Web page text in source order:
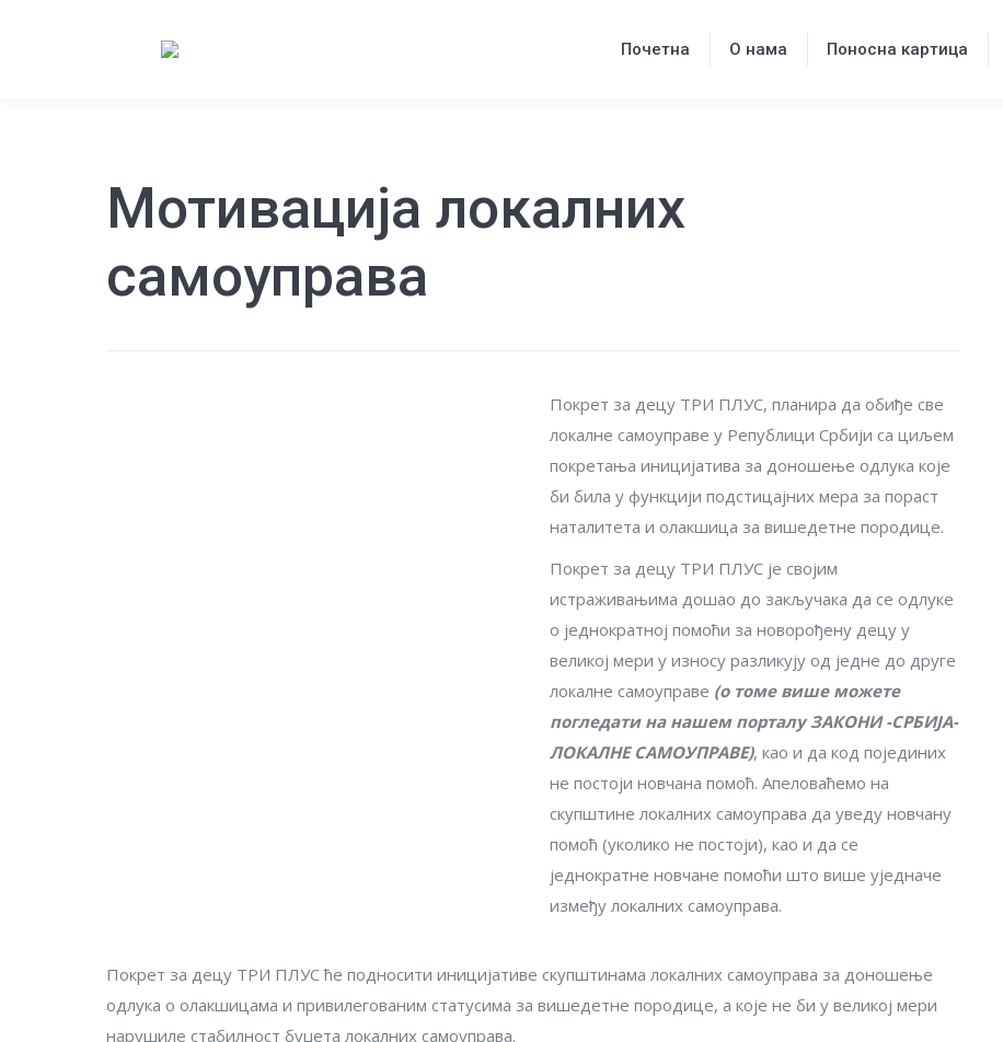
Почетна О нама Поносна картица
Мотивација локалних
самоуправа
Покрет за децу ТРИ ПЛУС, планира да обиђе све
локалне самоуправе у Републици Србији са циљем
покретања иницијатива за доношење одлука које
би била у функцији подстицајних мера за пораст
наталитета и олакшица за вишедетне породице.
Покрет за децу ТРИ ПЛУС је својим
истраживањима дошао до закључака да се одлуке
о једнократној помоћи за новорођену децу у
великој мери у износу разликују од једне до друге
локалне самоуправе (о томе више можете
погледати на нашем порталу ЗАКОНИ -СРБИЈА-
ЛОКАЛНЕ САМОУПРАВЕ), као и да код појединих
не постоји новчана помоћ. Апеловаћемо на
скупштине локалних самоуправа да уведу новчану
помоћ (уколико не постоји), као и да се
једнократне новчане помоћи што више уједначе
између локалних самоуправа.
Покрет за децу ТРИ ПЛУС ће подносити иницијативе скупштинама локалних самоуправа за доношење
одлука о олакшицама и привилегованим статусима за вишедетне породице, а које не би у великој мери
нарушиле стабилност буџета локалних самоуправа.